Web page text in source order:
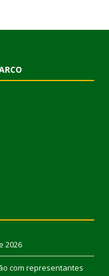
2026
com representantes